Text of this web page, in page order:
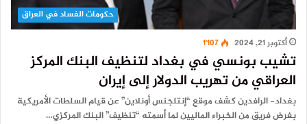
حكومات الفساد في العراق
أكتوبر 21, 2024
1٬107
تشيب بونسي في بغداد لتنظيف البنك المركز
العراقي من تهريب الدولار إلى إيران
بغداد- الرافدين كشف موقع “إنتلجنس أونلاين” عن قيام السلطات الأمريكية
بفرض فريق من الخبراء الماليين لما أسمته “تنظيف” البنك المركزي…